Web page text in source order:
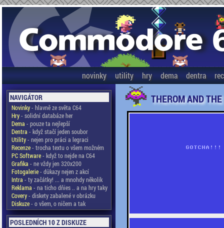
novinky utility hry dema dentra
NAVIGÁTOR
Novinky- hlavně ze světa C64
Hry- solidní databáze her
Dema - pouze ta nejlepší
Dentra - když stačí jeden soubor
Utility- nejen pro práci a legraci
Recenze- trocha textu o všem možném
PC Software- když to nejde na C64
Grafika - ne vždy jen 320x200
Fotogalerie- důkazy nejen z akcí
Intra - ty začátky! ... a mnohdy několik
Reklama - na ticho dňies .. a na hry taky
Covery- diskety zabalené v obrázku
Diskuze- o všem, o ničem a tak
POSLEDNÍCH 10 Z DISKUZE
THEROM AND